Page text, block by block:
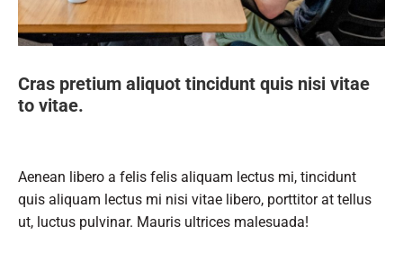
Cras pretium aliquot tincidunt quis nisi vitae
to vitae.
Aenean libero a felis felis aliquam lectus mi, tincidunt
quis aliquam lectus mi nisi vitae libero, porttitor at tellus
ut, luctus pulvinar. Mauris ultrices malesuada!